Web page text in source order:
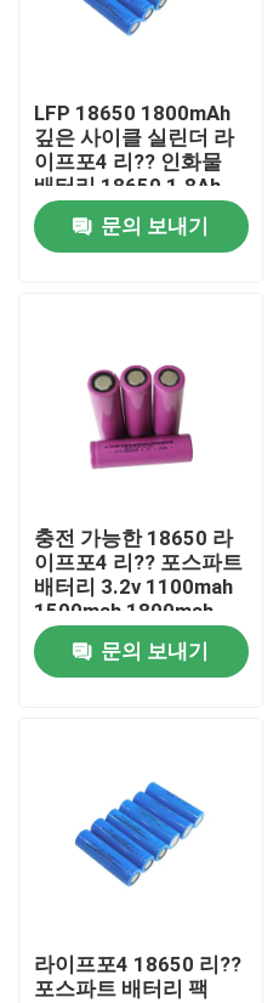
LFP 18650 1800mAh
깊은 사이클 실린더 라
이프포4 리?? 인화물
배터리 18650 1.8Ah
3.2v
문의 보내기
충전 가능한 18650 라
이프포4 리?? 포스파트
배터리 3.2v 1100mah
1500mah 1800mah
문의 보내기
라이프포4 18650 리??
포스파트 배터리 팩